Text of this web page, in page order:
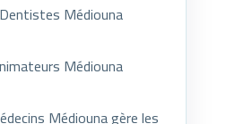
Médiouna
Médiouna
Médiouna gère les